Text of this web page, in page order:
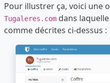
Pour illustrer ça, voici une
Tugaleres.com dans
comme décrites ci-dessus :